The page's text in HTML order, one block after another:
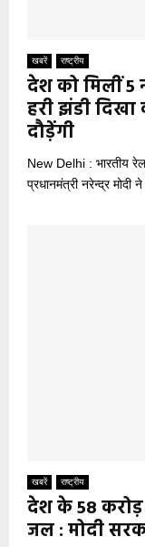
खबरें राष्ट्रीय
देश को मिलीं 5
हरी झंडी
दौड़ेंगी
New Delhi : भारतीय
प्रधानमंत्री नरेन्द्र मोदी
खबरें राष्ट्रीय
देश के 58
जल : मोदी